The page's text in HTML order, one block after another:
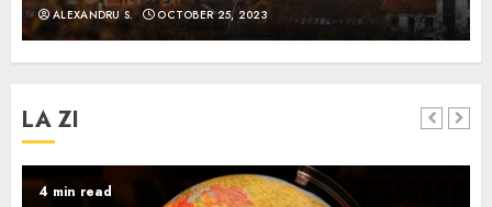
ALEXANDRU S. OCTOBER 25, 2023
LA ZI
4 min read